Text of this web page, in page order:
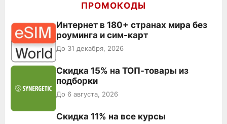
ПРОМОКОДЫ
Интернет в 180+ странах мира без
роуминга и сим-карт
До 31 декабря, 2026
Скидка 15% на ТОП-товары из
подборки
До 6 августа, 2026
Скидка 11% на все курсы